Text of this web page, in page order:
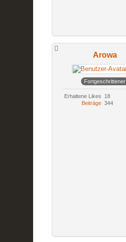
Arowa
Fortgeschrittener
Erhaltene Likes
18
Beiträge 344